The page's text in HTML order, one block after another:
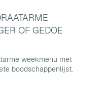
OF GEDOE
weekmenu met
boodschappenlijst.